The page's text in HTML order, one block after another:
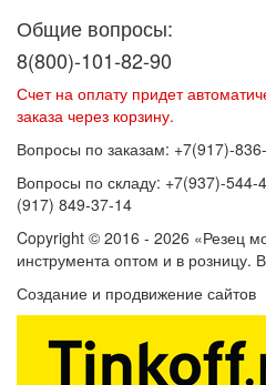
Общие вопросы:
8(800)-101-82-90
Счет на оплату придет
заказа через корзину.
Вопросы по заказам: +7(917)-
Вопросы по складу: +7(937)-
(917) 849-37-14
Copyright © 2016 - 2026 «Резец
инструмента оптом и в
Создание и продвижение сайтов